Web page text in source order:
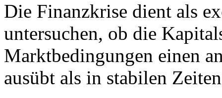
Die Finanzkrise dient als
untersuchen, ob die
Marktbedingungen einen
ausübt als in stabilen